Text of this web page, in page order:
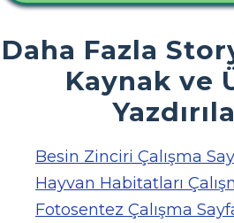
Daha Fazla
Kaynak ve
Besin Zinciri Çalışma
Hayvan Habitatları
Fotosentez Çalışma